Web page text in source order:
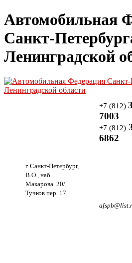
Автомобильная
Санкт-
Ленинградской
г. Санкт-Петербург,
В.О., наб.
Макарова 20/
Тучков пер. 17
+7 (812)
7003
+7 (812)
6862